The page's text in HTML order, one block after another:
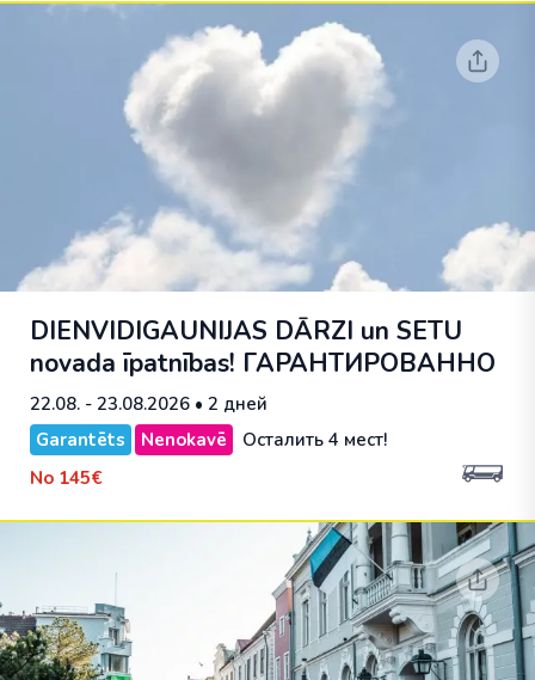
DIENVIDIGAUNIJAS DĀRZI un SETU
novada īpatnības! ГАРАНТИРОВАННО
22.08. - 23.08.2026 • 2 дней
Garantēts
Nenokavē
Осталить 4 мест!
No 145€